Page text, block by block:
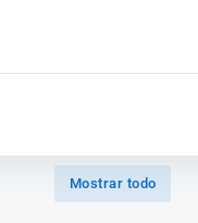
Mostrar todo